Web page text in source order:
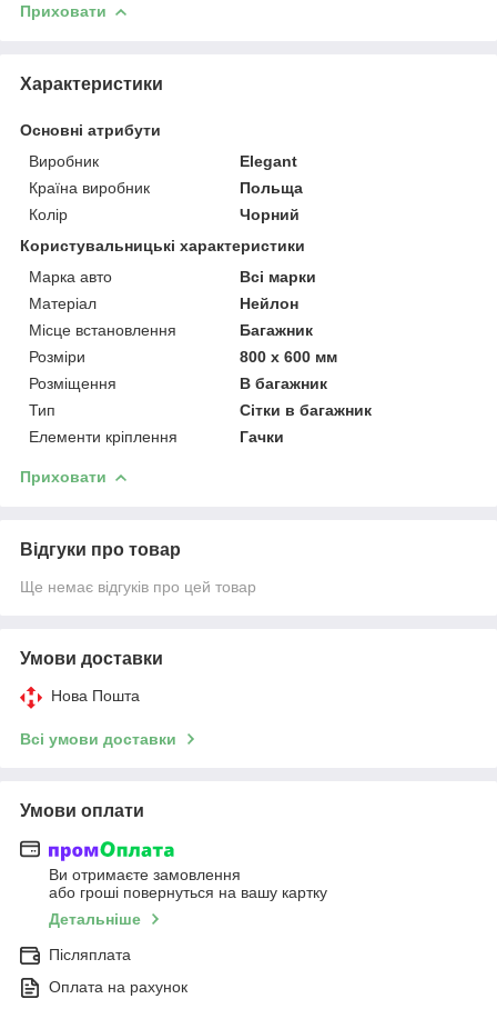
Приховати
Характеристики
Основні атрибути
Виробник
Elegant
Країна виробник
Польща
Колір
Чорний
Користувальницькі характеристики
Марка авто
Всі марки
Матеріал
Нейлон
Місце встановлення
Багажник
Розміри
800 х 600 мм
Розміщення
В багажник
Тип
Сітки в багажник
Елементи кріплення
Гачки
Приховати
Відгуки про товар
Ще немає відгуків про цей товар
Умови доставки
Нова Пошта
Всі умови доставки
Умови оплати
Ви отримаєте замовлення
або гроші повернуться на вашу картку
Детальніше
Післяплата
Оплата на рахунок